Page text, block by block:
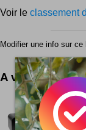
Voir le classement
Modifier une info sur ce
A voir aussi ...
De A à